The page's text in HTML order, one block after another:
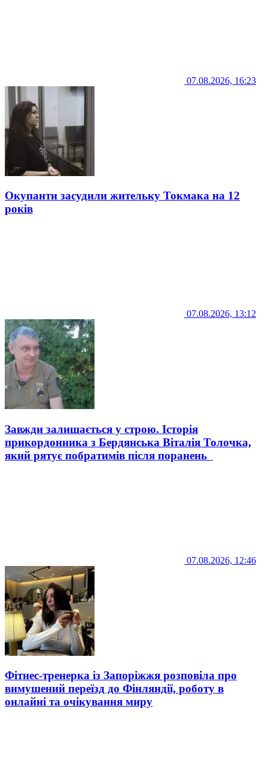
07.08.2026, 16:23
Окупанти засудили жительку Токмака на 12
років
07.08.2026, 13:12
Завжди залишається у строю. Історія
прикордонника з Бердянська Віталія Толочка,
який рятує побратимів після поранень
07.08.2026, 12:46
Фітнес-тренерка із Запоріжжя розповіла про
вимушений переїзд до Фінляндії, роботу в
онлайні та очікування миру